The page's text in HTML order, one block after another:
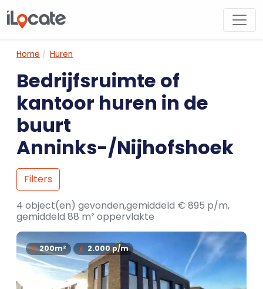
Home Huren
Bedrijfsruimte of
kantoor huren in de
buurt
Anninks-/Nijhofshoek
Filters
4 object(en) gevonden,gemiddeld € 895 p/m,
gemiddeld 88 m² oppervlakte
200m² 2.000p/m